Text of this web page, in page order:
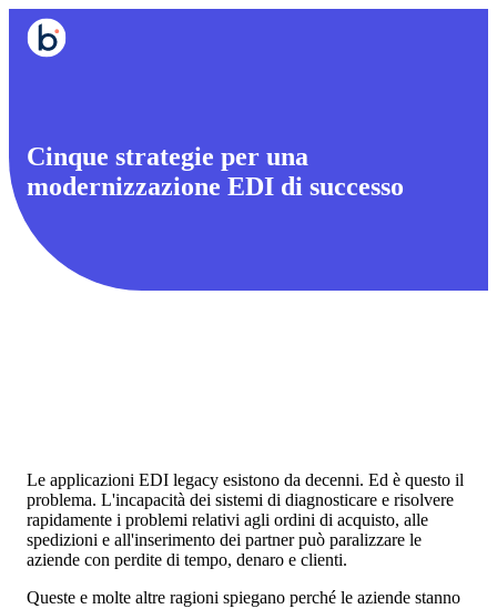
Cinque strategie per una
modernizzazione EDI di successo
Le applicazioni EDI legacy esistono da decenni. Ed è questo il
problema. L'incapacità dei sistemi di diagnosticare e risolvere
rapidamente i problemi relativi agli ordini di acquisto, alle
spedizioni e all'inserimento dei partner può paralizzare le
aziende con perdite di tempo, denaro e clienti.
Queste e molte altre ragioni spiegano perché le aziende stanno